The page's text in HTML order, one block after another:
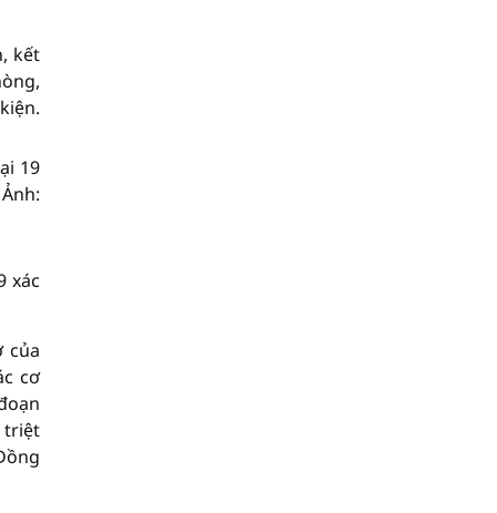
kết
19
xác
của
cơ
triệt